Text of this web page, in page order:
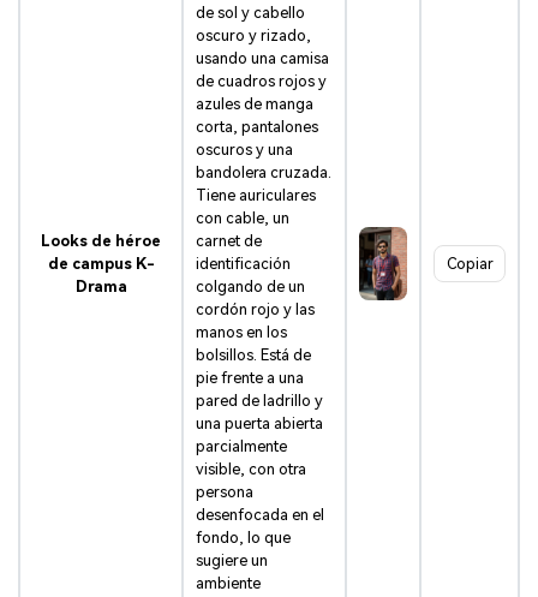
Looks de héroe
de campus K-
Drama
de sol y cabello
oscuro y rizado,
usando una camisa
de cuadros rojos y
azules de manga
corta, pantalones
oscuros y una
bandolera cruzada.
Tiene auriculares
con cable, un
carnet de
identificación
colgando de un
cordón rojo y las
manos en los
bolsillos. Está de
pie frente a una
pared de ladrillo y
una puerta abierta
parcialmente
visible, con otra
persona
desenfocada en el
fondo, lo que
sugiere un
ambiente
Copiar